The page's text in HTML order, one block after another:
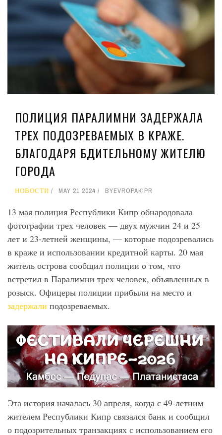
ПОЛИЦИЯ ПАРАЛИМНИ ЗАДЕРЖАЛА
ТРЕХ ПОДОЗРЕВАЕМЫХ В КРАЖЕ.
БЛАГОДАРЯ БДИТЕЛЬНОМУ ЖИТЕЛЮ
ГОРОДА
НОВОСТИ MAY 21 2024 BYEVROPAKIPR
13 мая полиция Республики Кипр обнародовала
фотографии трех человек — двух мужчин 24 и 25
лет и 23-летней женщины, — которые подозревались
в краже и использовании кредитной карты. 20 мая
житель острова сообщил полиции о том, что
встретил в Паралимни трех человек, объявленных в
розыск. Офицеры полиции прибыли на место и
задержали подозреваемых.
Эта история началась 30 апреля, когда с 49-летним
жителем Республики Кипр связался банк и сообщил
о подозрительных транзакциях с использованием его